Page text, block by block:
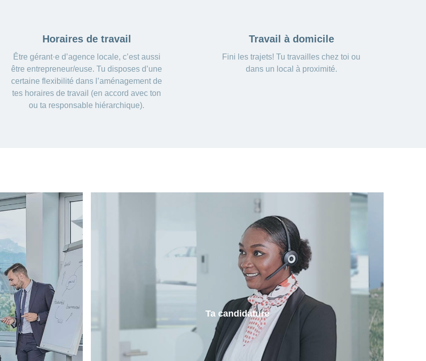
Horaires de travail
Être gérant·e d’agence locale, c’est aussi
être entrepreneur/euse. Tu disposes d’une
certaine flexibilité dans l’aménagement de
tes horaires de travail (en accord avec ton
ou ta responsable hiérarchique).
Travail à domicile
Fini les trajets! Tu travailles chez toi ou
dans un local à proximité.
Ta candidature